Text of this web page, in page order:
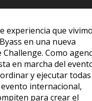
experiencia que
en una nueva
Como
en marcha del
y ejecutar todas
internacional,
para crear el